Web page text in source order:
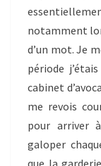
notamment
d’un mot. Je
période
cabinet
me revois
pour arriver
galoper
que la